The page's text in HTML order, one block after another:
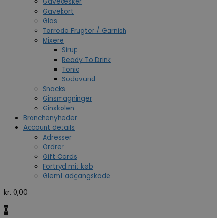
Gavekort
Glas
Tørrede Frugter / Garnish
Mixere
Sirup
Ready To Drink
Tonic
Sodavand
Snacks
Ginsmagninger
Ginskolen
Branchenyheder
Account details
Adresser
Ordrer
Gift Cards
Fortryd mit køb
Glemt adgangskode
kr. 0,00
0